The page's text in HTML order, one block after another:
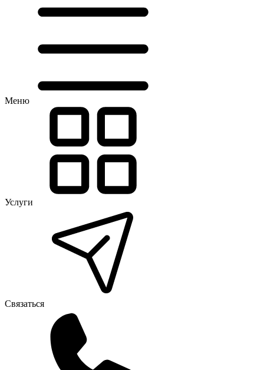
Меню
Услуги
Связаться